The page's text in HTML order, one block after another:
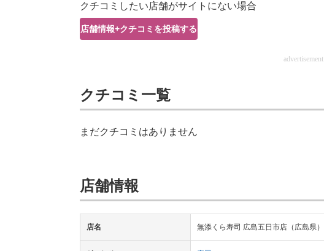
クチコミしたい店舗がサイトにない場合
店舗情報+クチコミを投稿する
advertisement
クチコミ一覧
まだクチコミはありません
店舗情報
店名 無添くら寿司 広島五日市店（広島県）